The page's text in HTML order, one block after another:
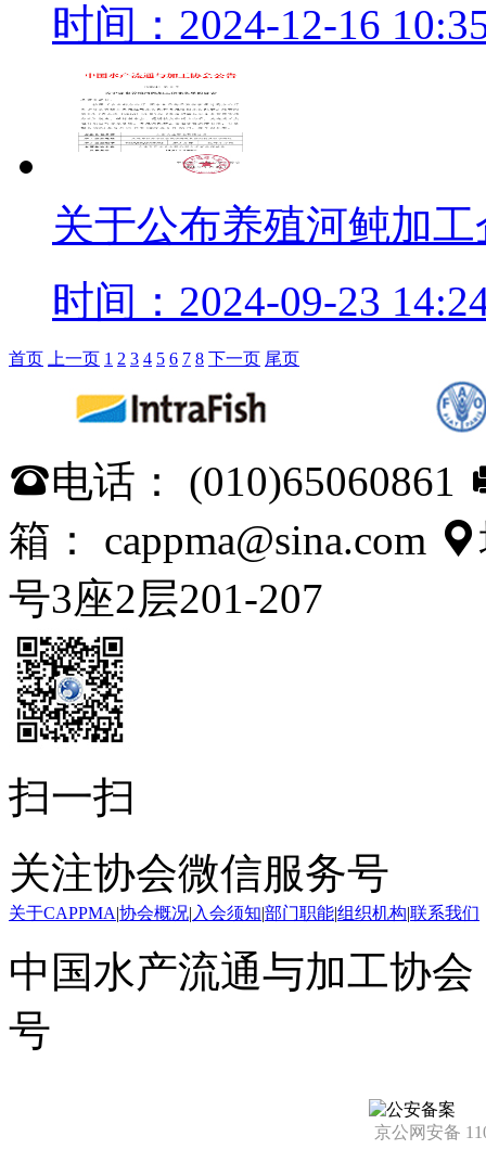
时间：2024-12-16
关于公布养殖河鲀加
时间：2024-09-23
首页 上一页 1 2 3 4 5 6 7 8 下一页 尾页
电话： (010)65060861
箱： cappma@sina.com 
号3座2层201-207
扫一扫
关注协会微信服务号
关于CAPPMA|协会概况| 入会须知|部门职能|组织机构|联系我们
中国水产流通与加工协
号
京公网安备